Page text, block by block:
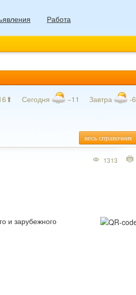
Работа
Сегодня −11 Завтра -6
весь справочник
и зарубежного
1313